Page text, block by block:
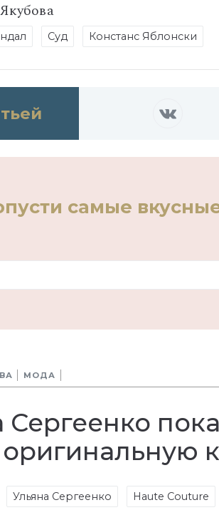
Суд Констанс Яблонски
самые
МОДА
Сергеенко
Ульяна Сергеенко Haute Couture